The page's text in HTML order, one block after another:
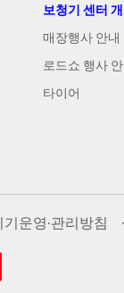
보청기 센터
매장행사 안내
로드쇼 행사
타이어
운영·관리방침